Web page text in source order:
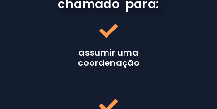
chamado para:
assumir uma
coordenação